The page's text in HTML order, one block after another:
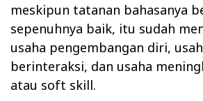
meskipun tatanan bahasanya
sepenuhnya baik, itu sudah
usaha pengembangan diri,
berinteraksi, dan usaha
atau soft skill.